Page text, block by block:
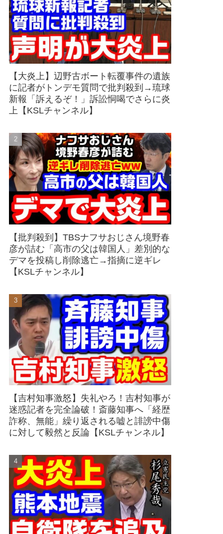
【大炎上】辺野古ボート転覆事件の遺族
に記者がトンデモ質問で批判殺到→琉球
新報「訴えるぞ！」訴訟恫喝でさらに炎
上【KSLチャンネル】
【批判殺到】TBSナフサおじさん境野春
彦が詰む「高市の父は韓国人」差別的な
デマを投稿し削除逃亡→指摘に逆ギレ
【KSLチャンネル】
【吉村知事激怒】失礼やろ！吉村知事が
迷惑記者を完全論破！斎藤知事へ「経歴
詐称、無能」繰り返される嘘と誹謗中傷
に対して毅然と反論【KSLチャンネル】